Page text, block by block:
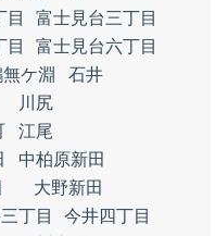
目
富士見台三丁目
目
富士見台六丁目
無ケ淵
石井
川尻
江尾
中柏原新田
大野新田
丁目
今井四丁目